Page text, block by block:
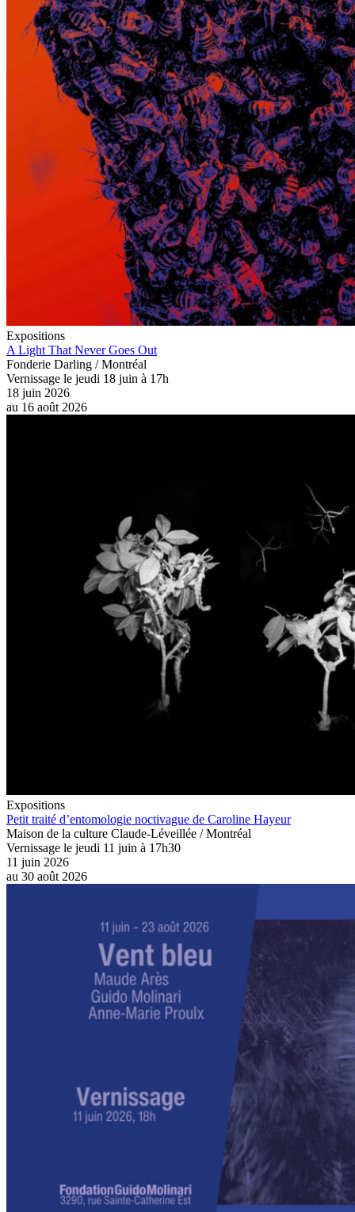
Expositions
A Light That Never Goes Out
Fonderie Darling / Montréal
Vernissage le jeudi 18 juin à 17h
18 juin 2026
au 16 août 2026
Expositions
Petit traité d’entomologie noctivague de Caroline Hayeur
Maison de la culture Claude-Léveillée / Montréal
Vernissage le jeudi 11 juin à 17h30
11 juin 2026
au 30 août 2026